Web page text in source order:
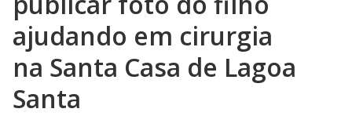
ajudando em cirurgia
na Santa Casa de Lagoa
Santa